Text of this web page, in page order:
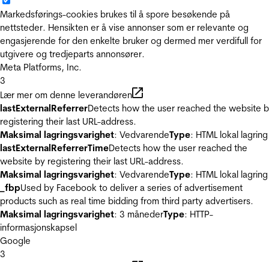
Markedsførings-cookies brukes til å spore besøkende på
nettsteder. Hensikten er å vise annonser som er relevante og
engasjerende for den enkelte bruker og dermed mer verdifull for
utgivere og tredjeparts annonsører.
Meta Platforms, Inc.
3
Lær mer om denne leverandøren
lastExternalReferrerDetects how the user reached the website
registering their last URL-address.
Maksimal lagringsvarighet: VedvarendeType: HTML lokal lagring
lastExternalReferrerTimeDetects how the user reached the
website by registering their last URL-address.
Maksimal lagringsvarighet: VedvarendeType: HTML lokal lagring
_fbpUsed by Facebook to deliver a series of advertisement
products such as real time bidding from third party advertisers.
Maksimal lagringsvarighet: 3 månederType: HTTP-
informasjonskapsel
Google
3